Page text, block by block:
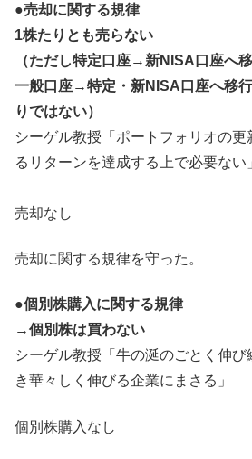
●売却に関する規律
1株たりとも売らない
（ただし特定口座→新NISA口座へ
一般口座→特定・新NISA口座へ移
りではない）
シーゲル教授「ポートフォリオの更
るリターンを達成する上で必要ない
売却なし
売却に関する規律を守った。
●個別株購入に関する規律
→個別株は買わない
シーゲル教授「牛の涎のごとく伸び
き華々しく伸びる企業にまさる」
個別株購入なし